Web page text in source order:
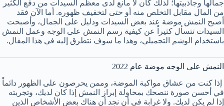
جمالها وجاذبيتها؛ لذلك كان لا مانع لدى معظم السيدات من دفع الكثير
من المال مقابل التخلص منه أو حتى لتخفيف ظهوره. أما الآن فقد
أصبح النمش موضة عند بعض السيدات ودليل على الجمال، وأصبحت
السيدات تتسأل كثيراً عن كيفية رسم النمش على الوجه وعمل النمش
باستخدام الوشم التجميلي، وهذا ما سوف نتطرق إليه في هذا المقال.
النمش على الوجه موضة عام 2022
إذا كنت من عشاق مواكبة الموضة، وممن يحرصون على الظهور دائماً
في أحسن صورة ننصحك بمحاولة إبراز النمش إذا كان لديك، وتجربته
إذا لم يكن لديك. ولا غرابة في أن نجد أن هناك بعض الأشخاص الذين